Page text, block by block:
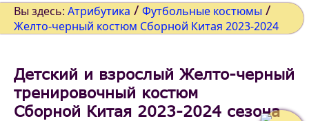
Вы здесь: Атрибутика / Футбольные костюмы /
Желто-черный костюм Сборной Китая 2023-2024
Детский и взрослый Желто-черный
тренировочный костюм
Сборной Китая 2023-2024 сезона